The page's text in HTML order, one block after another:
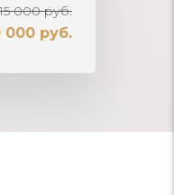
000 руб.
000 руб.